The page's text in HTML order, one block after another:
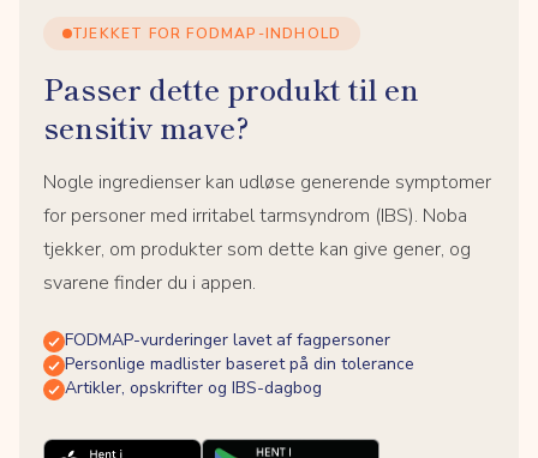
TJEKKET FOR FODMAP-INDHOLD
Passer dette produkt til en
sensitiv mave?
Nogle ingredienser kan udløse generende symptomer
for personer med irritabel tarmsyndrom (IBS). Noba
tjekker, om produkter som dette kan give gener, og
svarene finder du i appen.
FODMAP-vurderinger lavet af fagpersoner
Personlige madlister baseret på din tolerance
Artikler, opskrifter og IBS-dagbog